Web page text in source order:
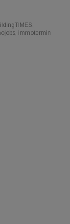
immotermin